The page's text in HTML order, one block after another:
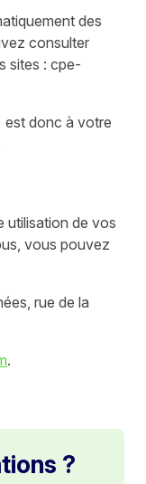
des
consulter
sites : cpe-
est donc à votre
utilisation de vos
vous pouvez
rue de la
.
?